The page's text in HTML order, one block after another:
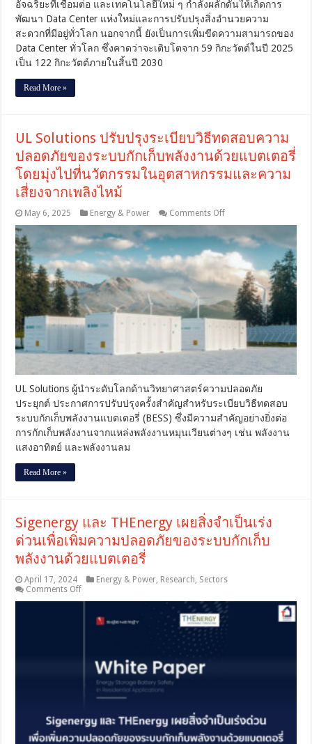
อัจฉริยะที่เชื่อมต่อ และเทคโนโลยีใหม่ ๆ กำลังผลักดันให้เกิดการ
พัฒนา Data Center แห่งใหม่และการปรับปรุงสิ่งอำนวยความ
สะดวกที่มีอยู่ทั่วโลก นอกจากนี้ ยังเป็นการเพิ่มขีดความสามารถของ
Data Center ทั่วโลก ซึ่งคาดว่าจะเติบโตจาก 59 กิกะวัตต์ในปี 2025
เป็น 122 กิกะวัตต์ภายในสิ้นปี 2030
Read More »
UL Solutions ปรับปรุงระเบียบวิธีทดสอบความ
ปลอดภัยของระบบกักเก็บพลังงานด้วยแบตเตอรี่
โดยมุ่งไปที่นวัตกรรมในอุตสาหกรรมและความ
เสี่ยงจากเพลิงไหม้
May 6, 2025 Energy & Power Comments Offon
ปรับปรุง
ระเบียบ
วิธี
ทดสอบ
ความ
ปลอดภัย
ของ
ระบบ
กัก
พลังงาน
ด้วย
แบตเตอรี่
โดย
มุ่ง
ความ
เสี่ยง
จาก
UL Solutions ผู้นำระดับโลกด้านวิทยาศาสตร์ความปลอดภัย
ประยุกต์ ประกาศการปรับปรุงครั้งสำคัญสำหรับระเบียบวิธีทดสอบ
ระบบกักเก็บพลังงานแบตเตอรี่ (BESS) ซึ่งมีความสำคัญอย่างยิ่งต่อ
การกักเก็บพลังงานจากแหล่งพลังงานหมุนเวียนต่างๆ เช่น พลังงาน
แสงอาทิตย์ และพลังงานลม
Read More »
Sigenergy และ THEnergy เผยสิ่งจำเป็นเร่ง
ด่วนเพื่อเพิ่มความปลอดภัยของระบบกักเก็บ
พลังงานด้วยแบตเตอรี่
April 17, 2024 Energy & Power Research Sectors
Comments Offon
THEnergy
จำเป็น
ด่วน
ความ
ปลอดภัย